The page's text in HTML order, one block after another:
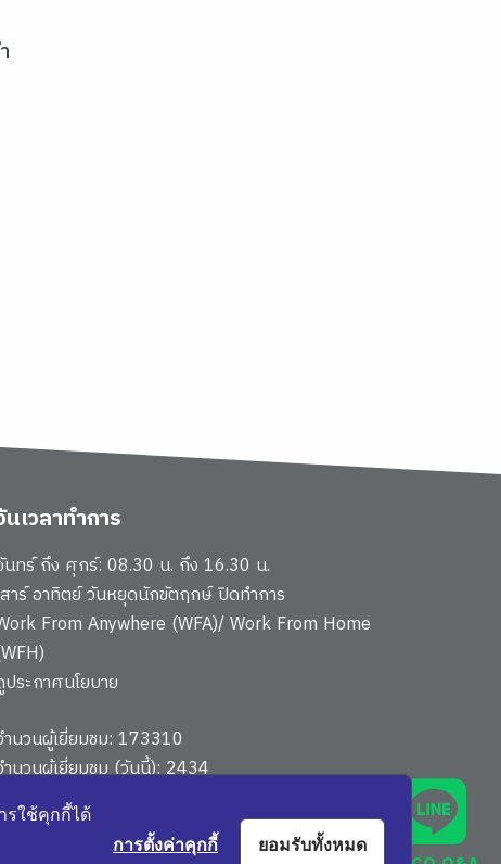
นเวลาทำการ
ทร์ ถึง ศุกร์: 08.30 น. ถึง 16.30 น.
สาร์ อาทิตย์ วันหยุดนักขัตฤกษ์ ปิดทำการ
From Anywhere (WFA)/ Work From Home
ระกาศนโยบาย
นวนผู้เยี่ยมชม: 173310
นวนผู้เยี่ยมชม (วันนี้): 2434
แผนผังเว็บไซต์
รใช้คุกกี้ได้
ยอมรับทั้งหมด
การตั้งค่าคุกกี้